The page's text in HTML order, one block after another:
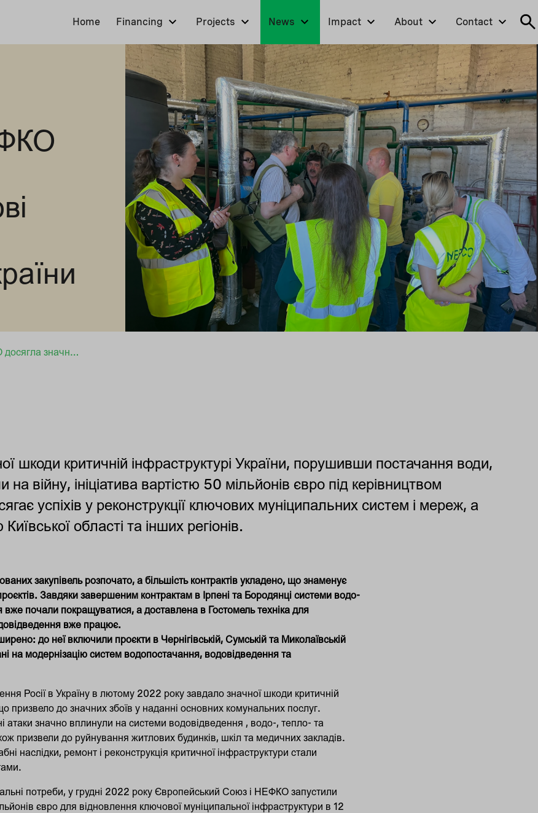
Home Financing Projects News Impact About Contact
Ініціатива ЄС і НЕФКО досягла значного прогресу у відбудові критичної інфраструктури України
шкоди критичній інфраструктурі України, порушивши постачання води,
війну, ініціатива вартістю 50 мільйонів євро під керівництвом
успіхів у реконструкції ключових муніципальних систем і мереж, а
області та інших регіонів.
закупівель розпочато, а більшість контрактів укладено, що знаменує
Завдяки завершеним контрактам в Ірпені та Бородянці системи водо-
вже почали покращуватися, а доставлена в Гостомель техніка для
вже працює.
до неї включили проєкти в Чернігівській, Сумській та Миколаївській
на модернізацію систем водопостачання, водовідведення та
Росії в Україну в лютому 2022 року завдало значної шкоди критичній
призвело до значних збоїв у наданні основних комунальних послуг.
атаки значно вплинули на системи водовідведення , водо-, тепло- та
призвели до руйнування житлових будинків, шкіл та медичних закладів.
наслідки, ремонт і реконструкція критичної інфраструктури стали
потреби, у грудні 2022 року Європейський Союз і НЕФКО запустили
євро для відновлення ключової муніципальної інфраструктури в 12